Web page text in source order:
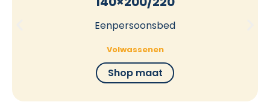
Eenpersoonsbed
Volwassenen
Shop maat